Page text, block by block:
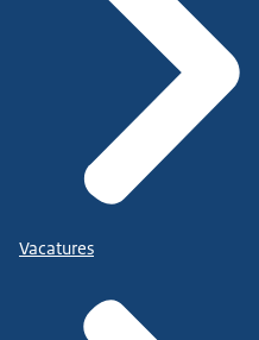
Vacatures